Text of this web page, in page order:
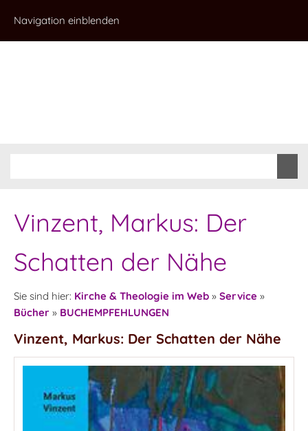
Navigation einblenden
Vinzent, Markus: Der
Schatten der Nähe
Sie sind hier: Kirche & Theologie im Web » Service »
Bücher » BUCHEMPFEHLUNGEN
Vinzent, Markus: Der Schatten der Nähe